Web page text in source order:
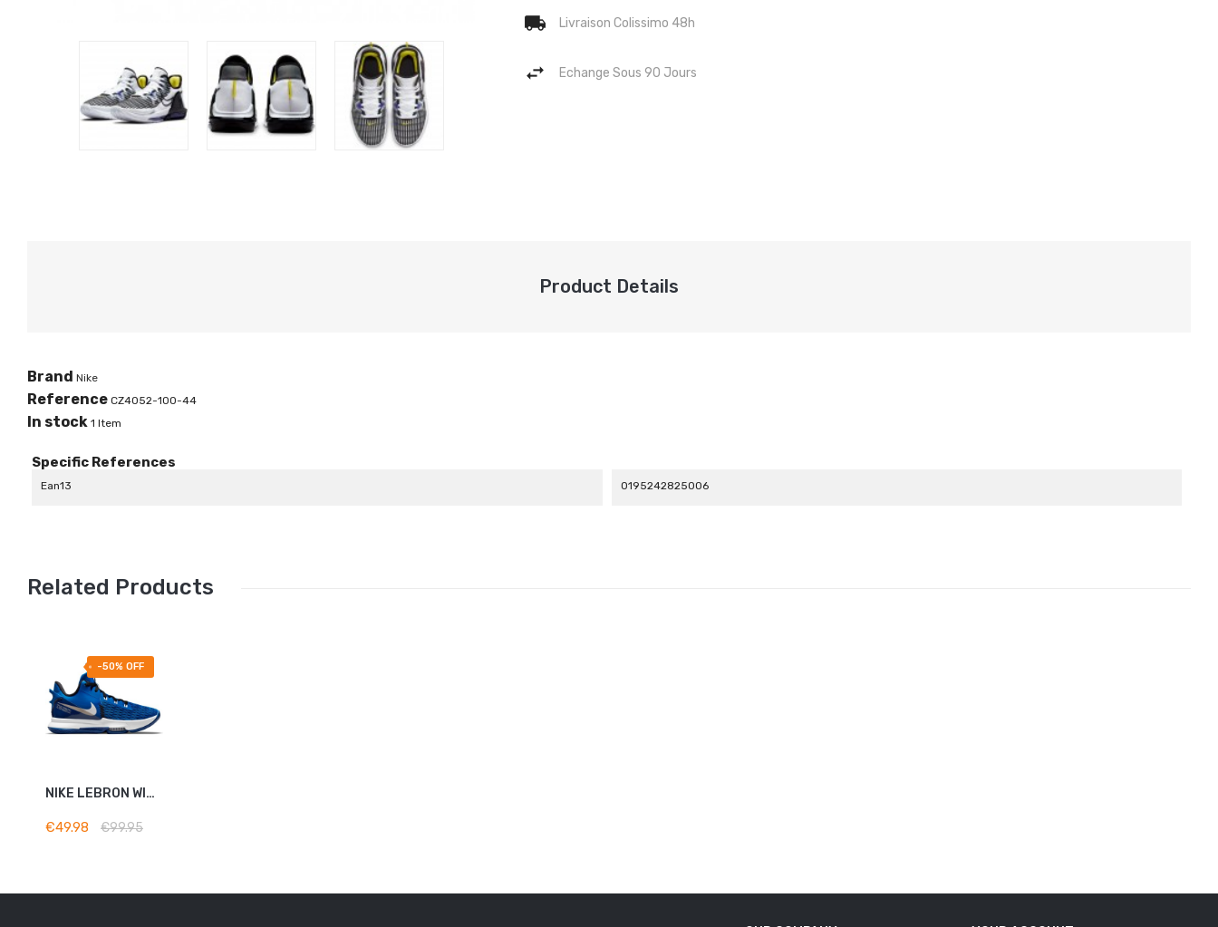
Livraison Colissimo 48h
Echange Sous 90 Jours
Product Details
Brand Nike
Reference CZ4052-100-44
In stock 1 Item
Specific References
Ean13 0195242825006
Related Products
-50% OFF
NIKE LEBRON WITNESS 5 BLEU
€49.98 €99.95
BASKET